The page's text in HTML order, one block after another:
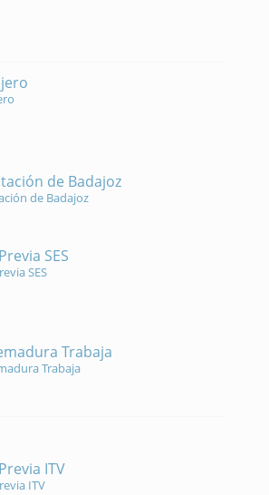
de Badajoz
de Badajoz
SES
SES
Trabaja
Trabaja
ITV
ITV